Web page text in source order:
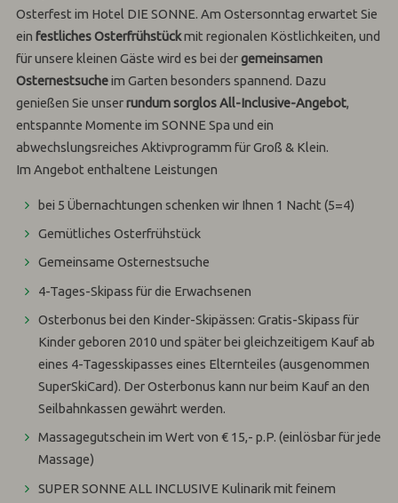
Osterfest im Hotel DIE SONNE. Am Ostersonntag erwartet Sie
einfestliches Osterfrühstückmit regionalen Köstlichkeiten, und
für unsere kleinen Gäste wird es bei dergemeinsamen
Osternestsucheim Garten besonders spannend. Dazu
genießen Sie unserrundum sorglos All-Inclusive-Angebot,
entspannte Momente im SONNE Spa und ein
abwechslungsreiches Aktivprogramm für Groß & Klein.
Im Angebot enthaltene Leistungen
bei 5 Übernachtungen schenken wir Ihnen 1 Nacht (5=4)
Gemütliches Osterfrühstück
Gemeinsame Osternestsuche
4-Tages-Skipass für die Erwachsenen
Osterbonus bei den Kinder-Skipässen: Gratis-Skipass für
Kinder geboren 2010 und später bei gleichzeitigem Kauf ab
eines 4-Tagesskipasses eines Elternteiles (ausgenommen
SuperSkiCard). Der Osterbonus kann nur beim Kauf an den
Seilbahnkassen gewährt werden.
Massagegutschein im Wert von € 15,- p.P. (einlösbar für jede
Massage)
SUPER SONNE ALL INCLUSIVE Kulinarikmit feinem